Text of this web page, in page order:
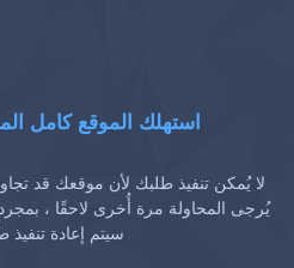
استهلك الموقع كامل
لا يُمكن تنفيذ طلبك لأن موقعك قد
يُرجى المحاولة مرة أُخرى لاحقًا ،
سيتم إعادة تنفيذ